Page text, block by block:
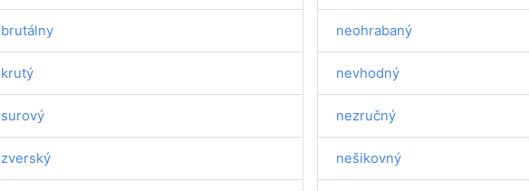
brutálny
krutý
surový
zverský
neohrabaný
nevhodný
nezručný
nešikovný